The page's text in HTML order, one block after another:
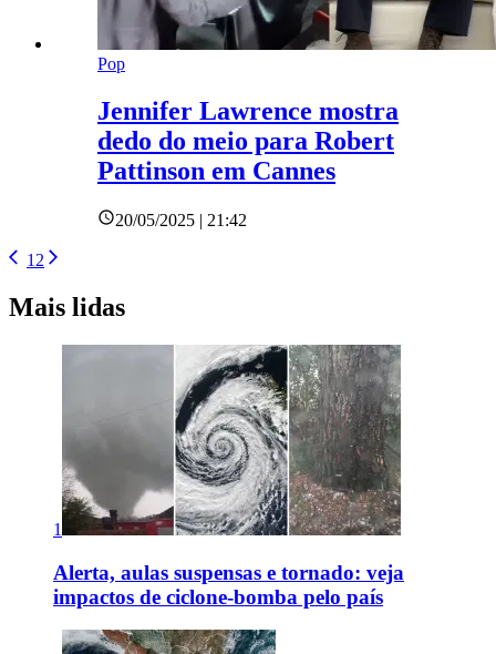
Pop
Jennifer Lawrence mostra
dedo do meio para Robert
Pattinson em Cannes
20/05/2025 | 21:42
1 2
Mais lidas
1
Alerta, aulas suspensas e tornado: veja
impactos de ciclone-bomba pelo país